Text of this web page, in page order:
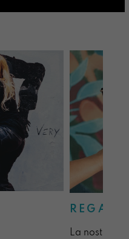
La nostra